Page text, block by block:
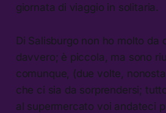
giornata di viaggio in solitaria.
Di Salisburgo non ho molto da
davvero; è piccola, ma sono
comunque, (due volte,
che ci sia da sorprendersi;
al supermercato voi andateci